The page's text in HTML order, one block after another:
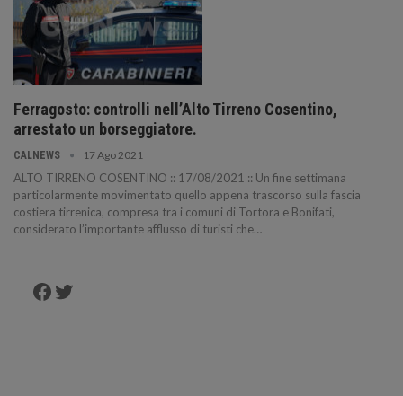
Ferragosto: controlli nell’Alto Tirreno Cosentino,
arrestato un borseggiatore.
CALNEWS 17 Ago 2021
ALTO TIRRENO COSENTINO :: 17/08/2021 :: Un fine settimana
particolarmente movimentato quello appena trascorso sulla fascia
costiera tirrenica, compresa tra i comuni di Tortora e Bonifati,
considerato l’importante afflusso di turisti che…
Facebook
Twitter